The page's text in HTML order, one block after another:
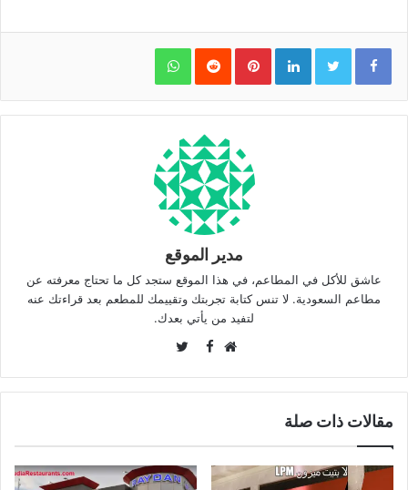
LinkedIn
Pinterest
WhatsApp
مدير الموقع
عاشق للأكل في المطاعم، في هذا الموقع ستجد كل ما تحتاج معرفته عن
مطاعم السعودية. لا تنس كتابة تجربتك وتقييمك للمطعم بعد قراءتك عنه
لتفيد من يأتي بعدك.
Facebook
مقالات ذات صلة